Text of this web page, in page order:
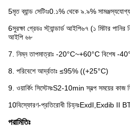
5মৃত ব্যান্ড সেটিংঃ0.১% থেকে ৯.৯% সামঞ্জস্যযোগ্য
6সুরক্ষা গ্রেডঃ স্ট্যান্ডার্ড আইপি৬৭ (১ মিটার পানির
আইপি ৬৮
7. নিম্ন তাপমাত্রাঃ -20°C~+60°C বিশেষ -
8. পরিবেশে আর্দ্রতাঃ ≤95% ((+25°C)
9. ওয়ার্কিং সিস্টেমঃS2-10min স্বল্প সময়ের কাজ
10বিস্ফোরণ-প্রতিরোধী চিহ্নঃExdI,Exdib II
পরামিতিঃ